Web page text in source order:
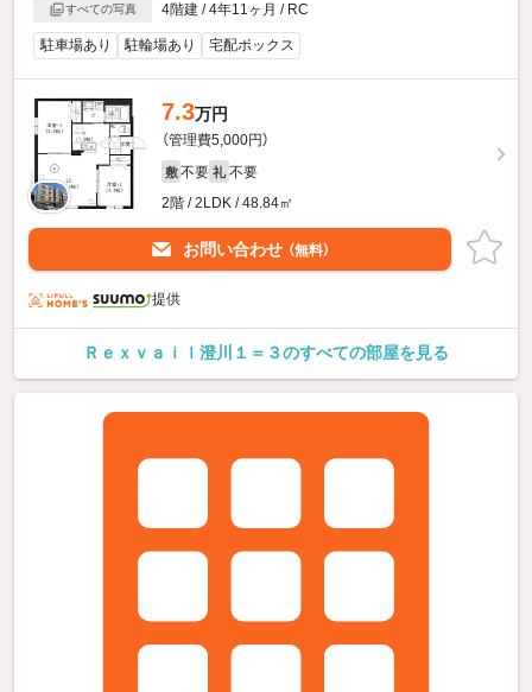
すべての写真
4階建 / 4年11ヶ月 / RC
駐車場あり 駐輪場あり 宅配ボックス
7.3万円
（管理費5,000円）
敷 不要 礼 不要
2階 / 2LDK / 48.84㎡
お問い合わせ （無料）
提供
Ｒｅｘｖａｉｌ澄川１＝３のすべての部屋を見る